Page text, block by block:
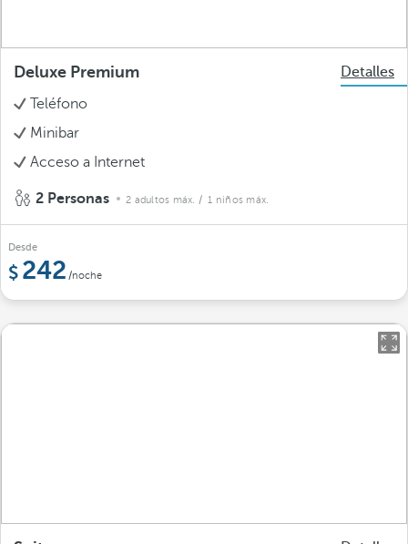
Deluxe Premium
Detalles
Teléfono
Minibar
Acceso a Internet
2 Personas 2 adultos máx. / 1 niños máx.
Desde
242 /noche